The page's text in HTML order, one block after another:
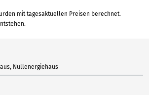
mit tagesaktuellen Preisen berechnet.
Nullenergiehaus